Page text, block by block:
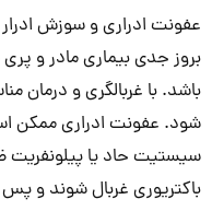
عفونت ادراری و سوزش ادرار
بروز جدی بیماری مادر و
باشد. با غربالگری و درمان
شود. عفونت ادراری ممکن
سیستیت حاد یا پیلونفریت
باکتریوری غربال شوند و